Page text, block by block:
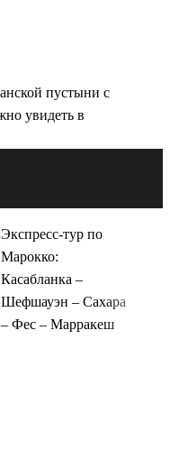
Экспресс-тур по
Марокко:
Касабланка –
Шефшауэн – Сахара
– Фес – Марракеш